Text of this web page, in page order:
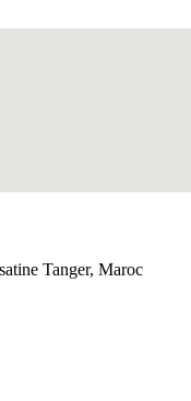
Tanger, Maroc